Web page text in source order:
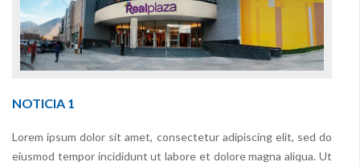
NOTICIA 1
Lorem ipsum dolor sit amet, consectetur adipiscing elit, sed do
eiusmod tempor incididunt ut labore et dolore magna aliqua. Ut